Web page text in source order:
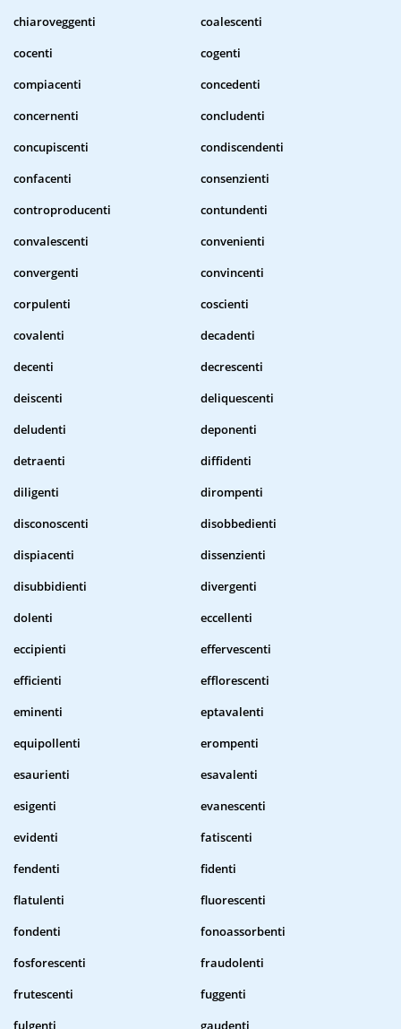
chiaroveggenti
coalescenti
cocenti
cogenti
compiacenti
concedenti
concernenti
concludenti
concupiscenti
condiscendenti
confacenti
consenzienti
controproducenti
contundenti
convalescenti
convenienti
convergenti
convincenti
corpulenti
coscienti
covalenti
decadenti
decenti
decrescenti
deiscenti
deliquescenti
deludenti
deponenti
detraenti
diffidenti
diligenti
dirompenti
disconoscenti
disobbedienti
dispiacenti
dissenzienti
disubbidienti
divergenti
dolenti
eccellenti
eccipienti
effervescenti
efficienti
efflorescenti
eminenti
eptavalenti
equipollenti
erompenti
esaurienti
esavalenti
esigenti
evanescenti
evidenti
fatiscenti
fendenti
fidenti
flatulenti
fluorescenti
fondenti
fonoassorbenti
fosforescenti
fraudolenti
frutescenti
fuggenti
fulgenti
gaudenti